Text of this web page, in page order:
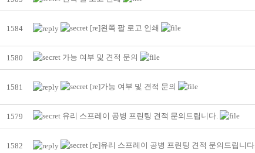
1584 [re]왼쪽 팔 로고 인쇄
1580 가능 여부 및 견적 문의
1581 [re]가능 여부 및 견적 문의
1579 유리 스프레이 공병 프린팅 견적 문의드립니다.
1582 [re]유리 스프레이 공병 프린팅 견적 문의드립니다.